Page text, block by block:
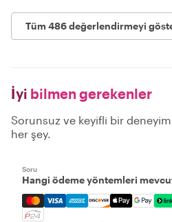
Tüm 486 değerlendirmeyi
İyi bilmen gerekenler
Sorunsuz ve keyifli bir
her şey.
Soru
Hangi ödeme yöntemleri
Mastercard, Visa, Amex,